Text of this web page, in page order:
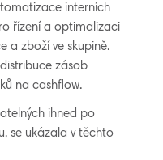
interních
řízení a optimalizaci
a zboží ve skupině.
zásob
na cashflow.
ihned po
se ukázala v těchto